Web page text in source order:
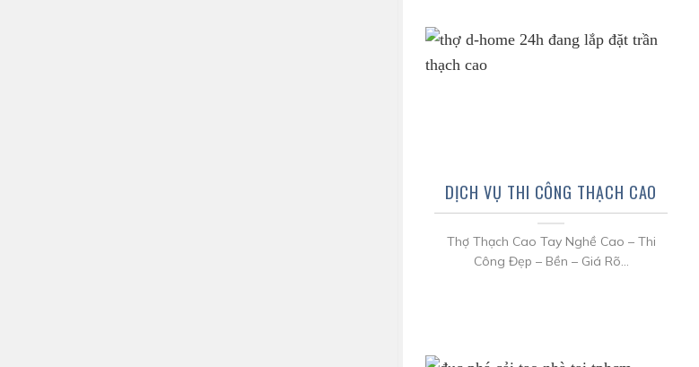
DỊCH VỤ THI CÔNG THẠCH CAO
Thợ Thạch Cao Tay Nghề Cao – Thi
Công Đẹp – Bền – Giá Rõ...